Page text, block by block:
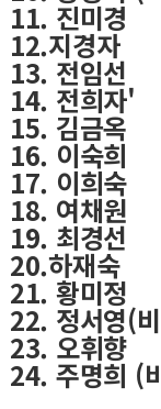
11. 진미경
12.지경자
13. 전임선
14. 전희자'
15. 김금옥
16. 이숙희
17. 이희숙
18. 여채원
19. 최경선
20.하재숙
21. 황미정
22. 정서영(
23. 오휘향
24. 주명희 (